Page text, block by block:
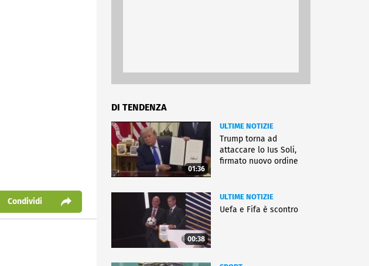
Condividi
DI TENDENZA
01:36
ULTIME NOTIZIE
Trump torna ad
attaccare lo Ius Soli,
firmato nuovo ordine
00:38
ULTIME NOTIZIE
Uefa e Fifa è scontro